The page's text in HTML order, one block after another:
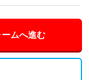
ムへ進む